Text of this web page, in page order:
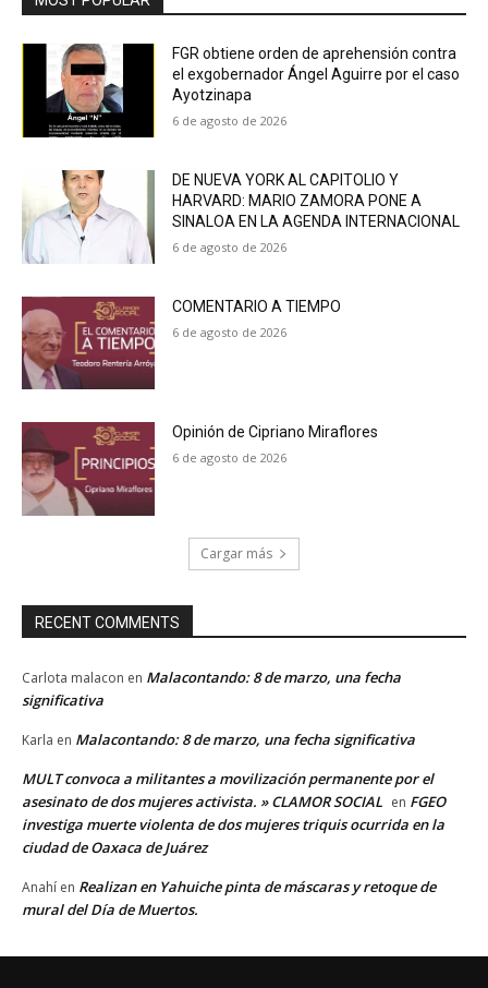
FGR obtiene orden de aprehensión contra
el exgobernador Ángel Aguirre por el caso
Ayotzinapa
6 de agosto de 2026
DE NUEVA YORK AL CAPITOLIO Y
HARVARD: MARIO ZAMORA PONE A
SINALOA EN LA AGENDA INTERNACIONAL
6 de agosto de 2026
COMENTARIO A TIEMPO
6 de agosto de 2026
Opinión de Cipriano Miraflores
6 de agosto de 2026
Cargar más
RECENT COMMENTS
Carlota malacon en Malacontando: 8 de marzo, una fecha
significativa
Karla en Malacontando: 8 de marzo, una fecha significativa
MULT convoca a militantes a movilización permanente por el
asesinato de dos mujeres activista. » CLAMOR SOCIAL en FGEO
investiga muerte violenta de dos mujeres triquis ocurrida en la
ciudad de Oaxaca de Juárez
Anahí en Realizan en Yahuiche pinta de máscaras y retoque de
mural del Día de Muertos.